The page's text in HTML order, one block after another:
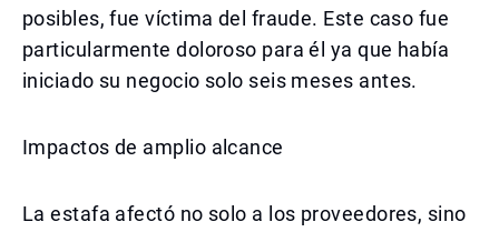
posibles, fue víctima del fraude. Este caso fue
particularmente doloroso para él ya que había
iniciado su negocio solo seis meses antes.
Impactos de amplio alcance
La estafa afectó no solo a los proveedores, sino